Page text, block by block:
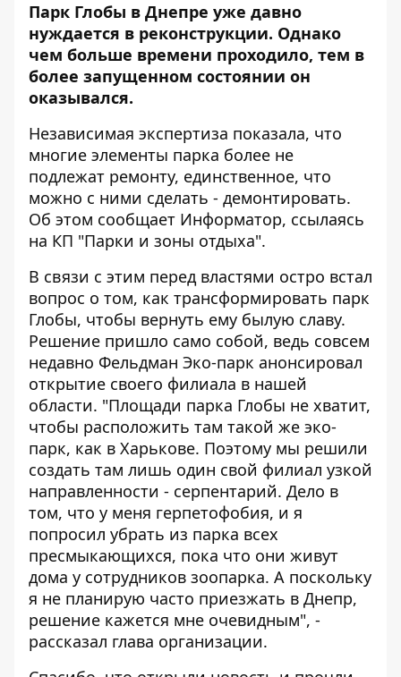
Парк Глобы в Днепре уже давно
нуждается в реконструкции. Однако
чем больше времени проходило, тем в
более запущенном состоянии он
оказывался.
Независимая экспертиза показала, что
многие элементы парка более не
подлежат ремонту, единственное, что
можно с ними сделать - демонтировать.
Об этом сообщает Информатор, ссылаясь
на КП "Парки и зоны отдыха".
В связи с этим перед властями остро встал
вопрос о том, как трансформировать парк
Глобы, чтобы вернуть ему былую славу.
Решение пришло само собой, ведь совсем
недавно Фельдман Эко-парк анонсировал
открытие своего филиала в нашей
области. "Площади парка Глобы не хватит,
чтобы расположить там такой же эко-
парк, как в Харькове. Поэтому мы решили
создать там лишь один свой филиал узкой
направленности - серпентарий. Дело в
том, что у меня герпетофобия, и я
попросил убрать из парка всех
пресмыкающихся, пока что они живут
дома у сотрудников зоопарка. А поскольку
я не планирую часто приезжать в Днепр,
решение кажется мне очевидным", -
рассказал глава организации.